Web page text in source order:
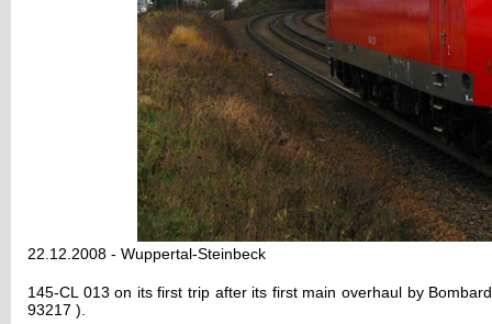
22.12.2008 - Wuppertal-Steinbeck
145-CL 013 on its first trip after its first main overhaul by
93217 ).